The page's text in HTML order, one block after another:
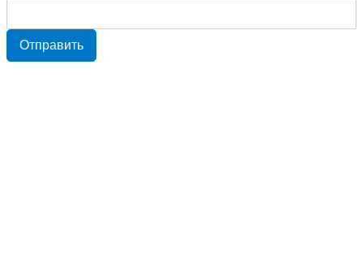
Отправить